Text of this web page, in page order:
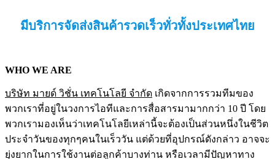
มีบริการจัดส่งสินค้ารวดเร็วทั่วทั้งประเทศไทย
WHO WE ARE
บริษัท มายด์ วิชั่น เทคโนโลยี จำกัด เกิดจากการรวมทีมของ
พวกเราที่อยู่ในวงการไอทีและการสื่อสารมามากกว่า 10 ปี โดย
พวกเรามองเห็นว่าเทคโนโลยีเหล่านี้จะต้องเป็นส่วนหนึ่งในชีวิต
ประจำวันของทุกๆคนในเร็ววัน แต่ด้วยที่อุปกรณ์ดังกล่าว อาจจะ
ยุ่งยากในการใช้งานต่อลูกค้าบางท่าน หรือเวลามีปัญหาทาง